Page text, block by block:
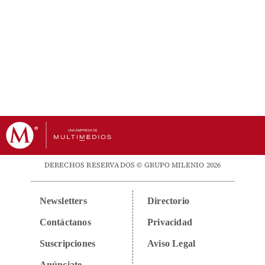
DERECHOS RESERVADOS © GRUPO MILENIO 2026
Newsletters
Contáctanos
Suscripciones
Directorio
Privacidad
Aviso Legal